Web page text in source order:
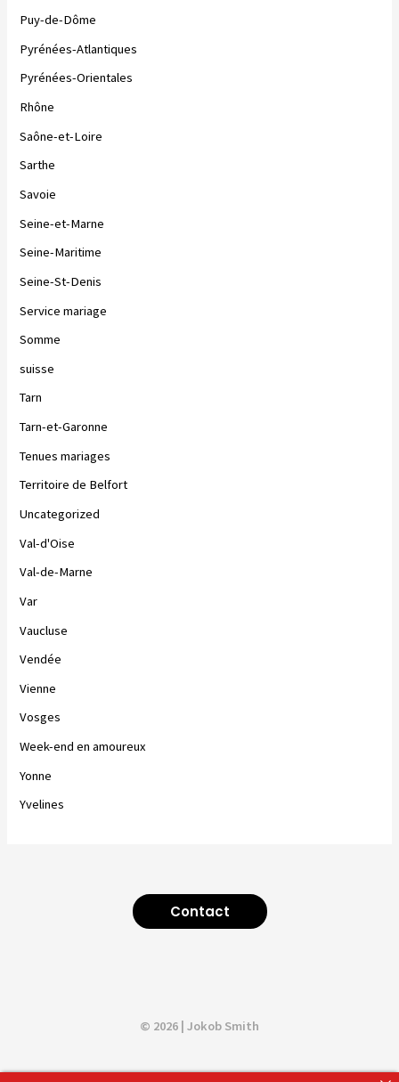
Puy-de-Dôme
Pyrénées-Atlantiques
Pyrénées-Orientales
Rhône
Saône-et-Loire
Sarthe
Savoie
Seine-et-Marne
Seine-Maritime
Seine-St-Denis
Service mariage
Somme
suisse
Tarn
Tarn-et-Garonne
Tenues mariages
Territoire de Belfort
Uncategorized
Val-d'Oise
Val-de-Marne
Var
Vaucluse
Vendée
Vienne
Vosges
Week-end en amoureux
Yonne
Yvelines
Contact
© 2026 | Jokob Smith